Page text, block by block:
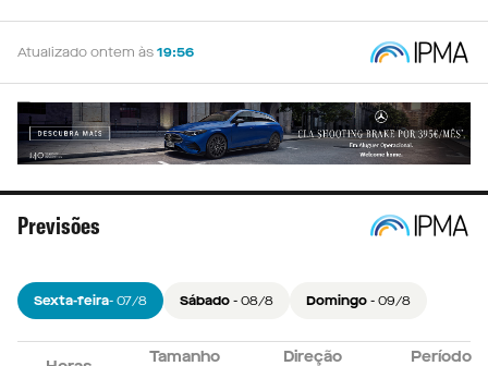
Atualizado ontem às19:56
Previsões
Sexta-feira- 07/8 Sábado- 08/8 Domingo- 09/8
Tamanho
Direção
Período
Tamanho
Direção
Período
Tamanho
Direção
Período